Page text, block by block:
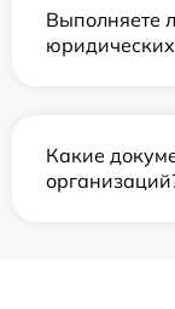
Выполняете
Какие